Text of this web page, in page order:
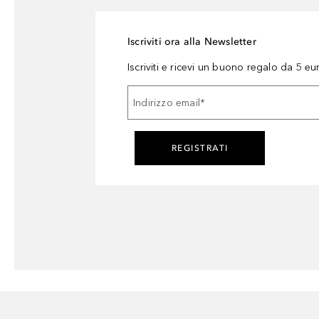
Iscriviti ora alla Newsletter
Iscriviti e ricevi un buono regalo da 5
Indirizzo email *
REGISTRATI